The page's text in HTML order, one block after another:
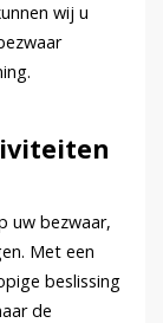
wij u
uw bezwaar,
Met een
beslissing
de